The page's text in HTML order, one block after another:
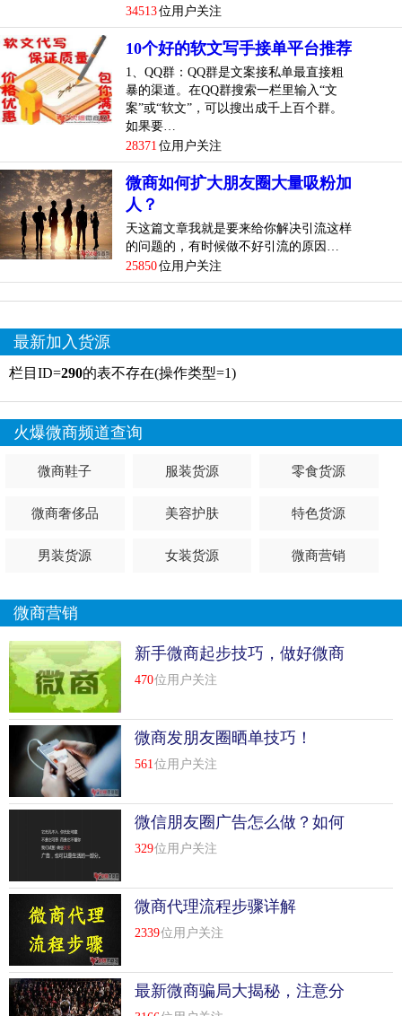
34513位用户关注
10个好的软文写手接单平台推荐
1、QQ群：QQ群是文案接私单最直接粗
暴的渠道。在QQ群搜索一栏里输入“文
案”或“软文”，可以搜出成千上百个群。
如果要…
28371 位用户关注
微商如何扩大朋友圈大量吸粉加
人？
天这篇文章我就是要来给你解决引流这样
的问题的，有时候做不好引流的原因…
25850位用户关注
最新加入货源
栏目ID=290的表不存在(操作类型=1)
火爆微商频道查询
微商鞋子 服装货源 零食货源
微商奢侈品 美容护肤 特色货源
男装货源 女装货源 微商营销
微商营销
新手微商起步技巧，做好微商
必备技巧
470位用户关注
微商发朋友圈晒单技巧！
561位用户关注
微信朋友圈广告怎么做？如何
推广有效果？
329位用户关注
微商代理流程步骤详解
2339位用户关注
最新微商骗局大揭秘，注意分